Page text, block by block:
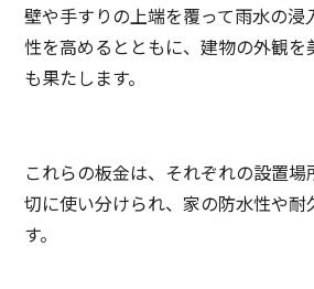
壁や手すりの上端を覆って雨水の浸
性を高めるとともに、建物の外観を
も果たします。
これらの板金は、それぞれの設置
切に使い分けられ、家の防水性や耐
す。